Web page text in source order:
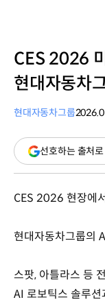
CES 2026
현대자동차
현대자동차그룹
선호하는 출처
CES 2026 현장에
현대자동차그룹의
스팟, 아틀라스 등
AI 로보틱스 솔루션